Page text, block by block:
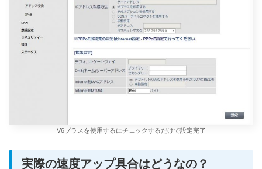
V6プラスを使用するにチェックするだけで設定完了
実際の速度アップ具合はどうなの？